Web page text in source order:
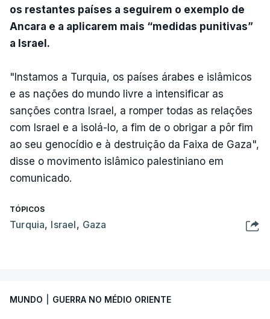
os restantes países a seguirem o exemplo de
Ancara e a aplicarem mais “medidas punitivas”
a Israel.
"Instamos a Turquia, os países árabes e islâmicos
e as nações do mundo livre a intensificar as
sanções contra Israel, a romper todas as relações
com Israel e a isolá-lo, a fim de o obrigar a pôr fim
ao seu genocídio e à destruição da Faixa de Gaza",
disse o movimento islâmico palestiniano em
comunicado.
TÓPICOS
Turquia, Israel, Gaza
MUNDO GUERRA NO MÉDIO ORIENTE